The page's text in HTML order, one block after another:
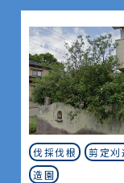
伐採伐根
剪定刈
造園